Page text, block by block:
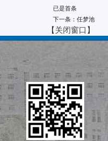
已是首条
下一条：任梦池
【 关闭窗口 】